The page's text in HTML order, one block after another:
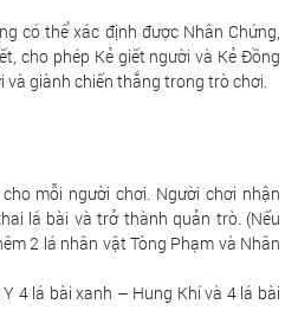
có thể xác định được Nhân Chứng,
cho phép Kẻ giết người và Kẻ Đồng
giành chiến thắng trong trò chơi.
mỗi người chơi. Người chơi nhận
lá bài và trở thành quản trò. (Nếu
2 lá nhân vật Tòng Phạm và Nhân
4 lá bài xanh – Hung Khí và 4 lá bài